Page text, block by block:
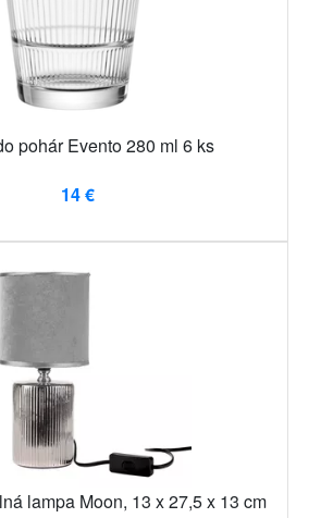
pohár Evento 280 ml 6 ks
14 €
lampa Moon, 13 x 27,5 x 13 cm